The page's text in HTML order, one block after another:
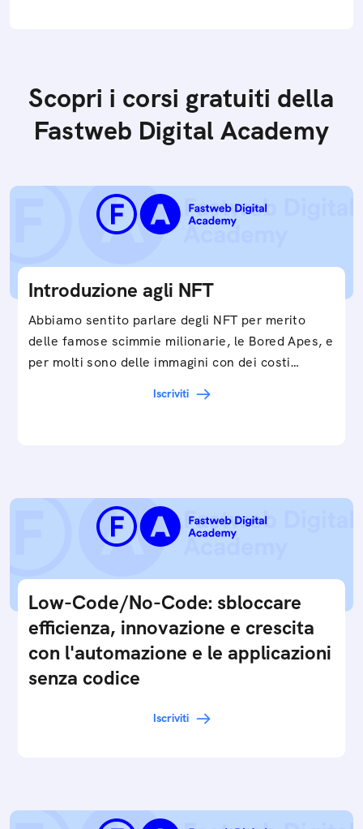
Scopri i corsi gratuiti della
Fastweb Digital Academy
Introduzione agli NFT
Abbiamo sentito parlare degli NFT per merito
delle famose scimmie milionarie, le Bored Apes, e
per molti sono delle immagini con dei costi…
Iscriviti
Low-Code/No-Code: sbloccare
efficienza, innovazione e crescita
con l'automazione e le applicazioni
senza codice
Iscriviti